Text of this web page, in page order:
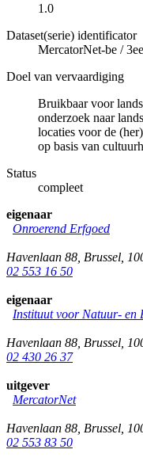
1.0
Dataset(serie) identificator
MercatorNet-be /
Doel van vervaardiging
Bruikbaar voor
onderzoek naar
locaties voor de
op basis van
Status
compleet
eigenaar
Onroerend Erfgoed
Havenlaan 88 Brussel
02 553 16 50
eigenaar
Instituut voor Natuur- en
Havenlaan 88 Brussel
02 430 26 37
uitgever
MercatorNet
Havenlaan 88 Brussel
02 553 83 50